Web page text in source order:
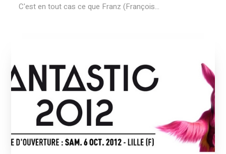
C'est en tout cas ce que Franz (François...